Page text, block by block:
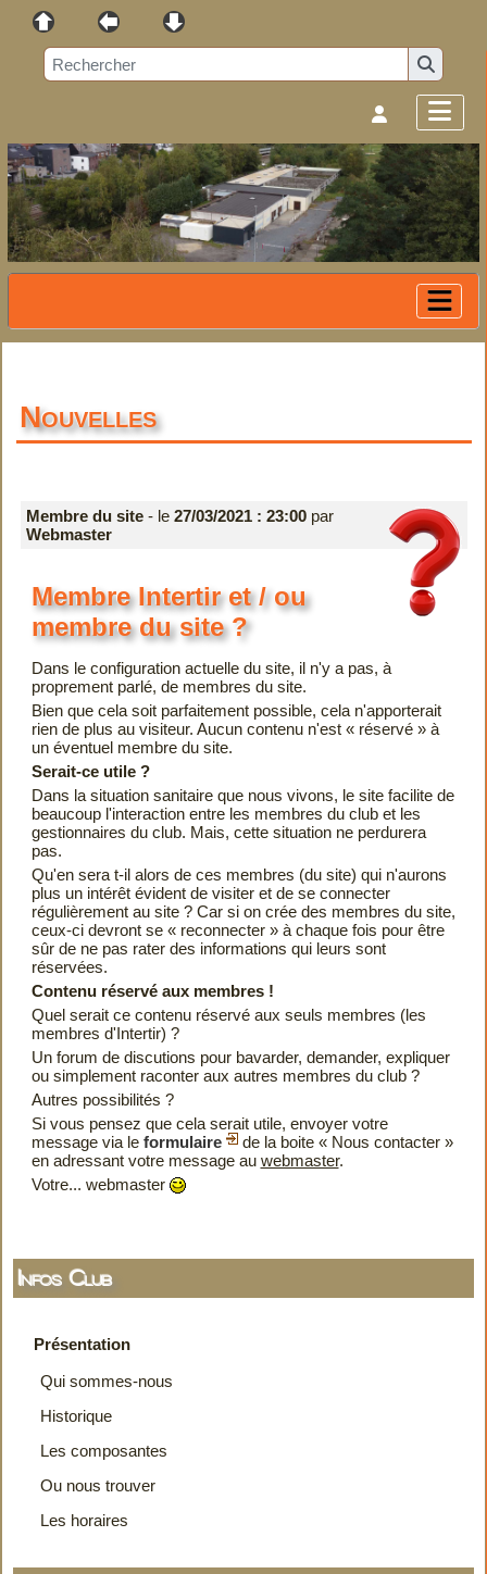
Infos Club
Présentation
Qui sommes-nous
Historique
Les composantes
Ou nous trouver
Les horaires
Nouvelles
Membre du site - le 27/03/2021 : 23:00par
Webmaster
Membre Intertir et / ou
membre du site ?
Dans le configuration actuelle du site, il n'y a pas, à
proprement parlé, de membres du site.
Bien que cela soit parfaitement possible, cela n'apporterait
rien de plus au visiteur. Aucun contenu n'est « réservé » à
un éventuel membre du site.
Serait-ce utile ?
Dans la situation sanitaire que nous vivons, le site facilite de
beaucoup l'interaction entre les membres du club et les
gestionnaires du club. Mais, cette situation ne perdurera
pas.
Qu'en sera t-il alors de ces membres (du site) qui n'aurons
plus un intérêt évident de visiter et de se connecter
régulièrement au site ? Car si on crée des membres du site,
ceux-ci devront se « reconnecter » à chaque fois pour être
sûr de ne pas rater des informations qui leurs sont
réservées.
Contenu réservé aux membres !
Quel serait ce contenu réservé aux seuls membres (les
membres d'Intertir) ?
Un forum de discutions pour bavarder, demander, expliquer
ou simplement raconter aux autres membres du club ?
Autres possibilités ?
Si vous pensez que cela serait utile, envoyer votre
message via le formulaire
de la boite « Nous contacter »
en adressant votre message au webmaster.
Votre... webmaster